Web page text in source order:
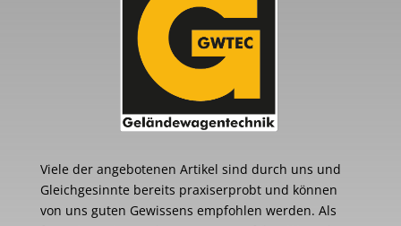
Viele der angebotenen Artikel sind durch uns und
Gleichgesinnte bereits praxiserprobt und können
von uns guten Gewissens empfohlen werden. Als